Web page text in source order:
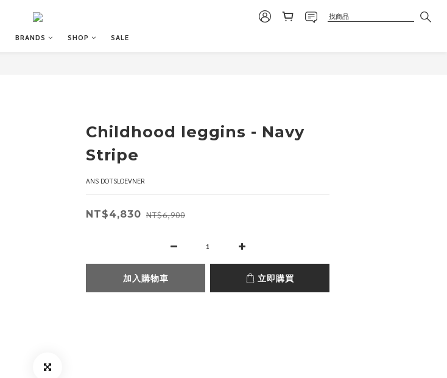
BRANDS SHOP SALE
Childhood leggins - Navy
Stripe
ANS DOTSLOEVNER
NT$4,830 NT$6,900
加入購物車 立即購買